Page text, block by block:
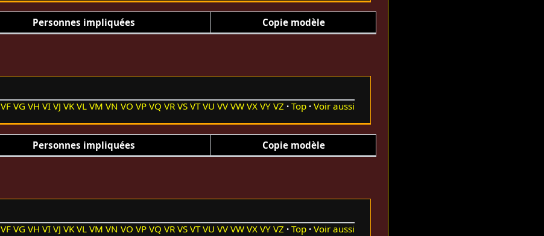
Personnes impliquées Copie modèle
VF VG VH VI VJ VK VL VM VN VO VP VQ VR VS VT VU VV VW VX VY VZ Top Voir aussi
Personnes impliquées Copie modèle
VF VG VH VI VJ VK VL VM VN VO VP VQ VR VS VT VU VV VW VX VY VZ Top Voir aussi